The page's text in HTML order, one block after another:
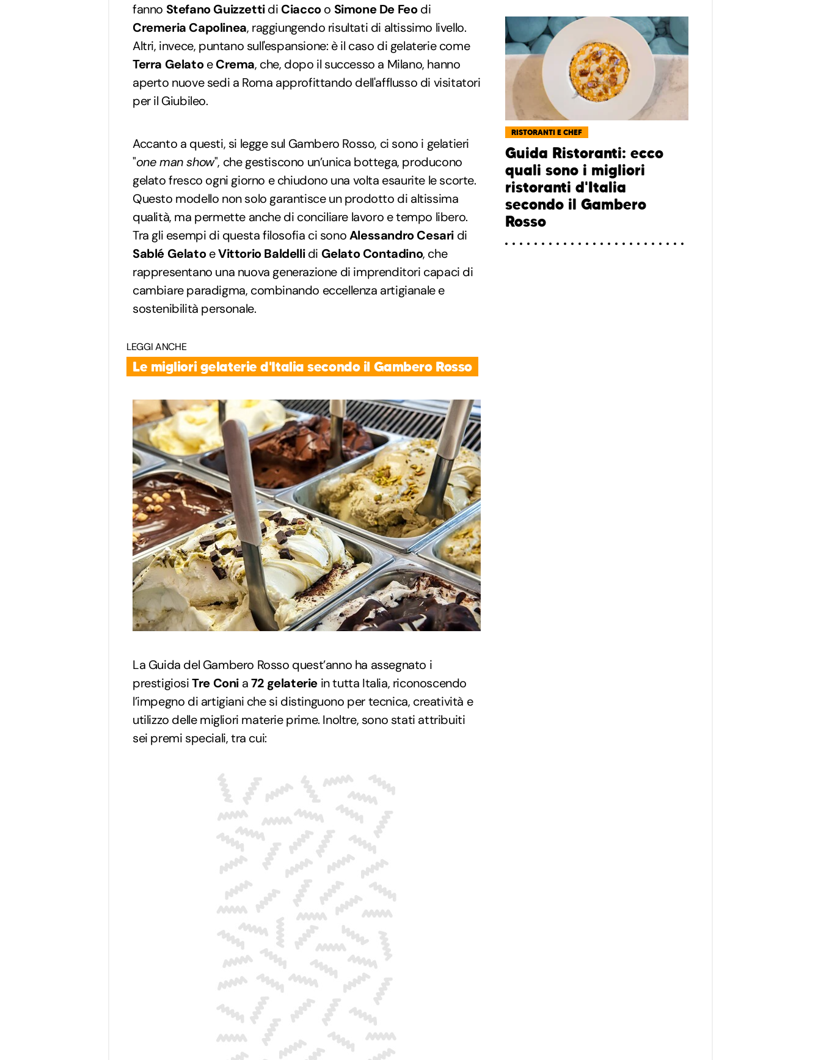
fanno Stefano Guizzettidi Ciaccoo Simone De Feodi
Cremeria Capolinea, raggiungendo risultati di altissimo livello.
Altri, invece, puntano sull'espansione: è il caso di gelaterie come
Terra GelatoeCrema, che, dopo il successo a Milano, hanno
aperto nuove sedi a Roma approfittando dell'afflusso di visitatori
per il Giubileo.
Accanto a questi, si legge sul Gambero Rosso, ci sono i gelatieri
"one man show", che gestiscono un’unica bottega, producono
gelato fresco ogni giorno e chiudono una volta esaurite le scorte.
Questo modello non solo garantisce un prodotto di altissima
qualità, ma permette anche di conciliare lavoro e tempo libero.
Tra gli esempi di questa filosofia ci sonoAlessandro Cesari di
Sablé GelatoeVittorio Baldellidi Gelato Contadino, che
rappresentano una nuova generazione di imprenditori capaci di
cambiare paradigma, combinando eccellenza artigianale e
sostenibilità personale.
LEGGI ANCHE
Le migliori gelaterie d'Italia secondo il Gambero Rosso
La Guida del Gambero Rosso quest’anno ha assegnato i
prestigiosiTre Coni a72 gelaterie in tutta Italia, riconoscendo
l’impegno di artigiani che si distinguono per tecnica, creatività e
utilizzo delle migliori materie prime. Inoltre, sono stati attribuiti
sei premi speciali, tra cui:
RISTORANTI E CHEF
Guida Ristoranti: ecco
quali sono i migliori
ristoranti d'Italia
secondo il Gambero
Rosso